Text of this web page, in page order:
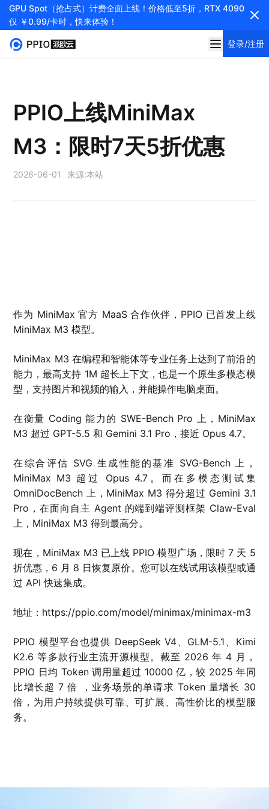
GPU Spot（抢占式）计费全面上线！价格低至5折，RTX 4090
仅 ￥0.99/卡时，快来体验！
登录/注册
PPIO上线MiniMax
M3：限时7天5折优惠
2026-06-01 来源:本站
作为 MiniMax 官方 MaaS 合作伙伴，PPIO 已首发上线
MiniMax M3 模型。
MiniMax M3 在编程和智能体等专业任务上达到了前沿的
能力，最高支持 1M 超长上下文，也是一个原生多模态模
型，支持图片和视频的输入，并能操作电脑桌面。
在衡量 Coding 能力的 SWE-Bench Pro 上，MiniMax
M3 超过 GPT-5.5 和 Gemini 3.1 Pro，接近 Opus 4.7。
在综合评估 SVG 生成性能的基准 SVG-Bench 上，
MiniMax M3 超过 Opus 4.7。而在多模态测试集
OmniDocBench 上，MiniMax M3 得分超过 Gemini 3.1
Pro，在面向自主 Agent 的端到端评测框架 Claw-Eval
上，MiniMax M3 得到最高分。
现在，MiniMax M3 已上线 PPIO 模型广场，限时 7 天 5
折优惠，6 月 8 日恢复原价。您可以在线试用该模型或通
过 API 快速集成。
地址：https://ppio.com/model/minimax/minimax-m3
PPIO 模型平台也提供 DeepSeek V4、GLM-5.1、Kimi
K2.6 等多款行业主流开源模型。截至 2026 年 4 月，
PPIO 日均 Token 调用量超过 10000 亿，较 2025 年同
比增长超 7 倍 ，业务场景的单请求 Token 量增长 30
倍，为用户持续提供可靠、可扩展、高性价比的模型服
务。